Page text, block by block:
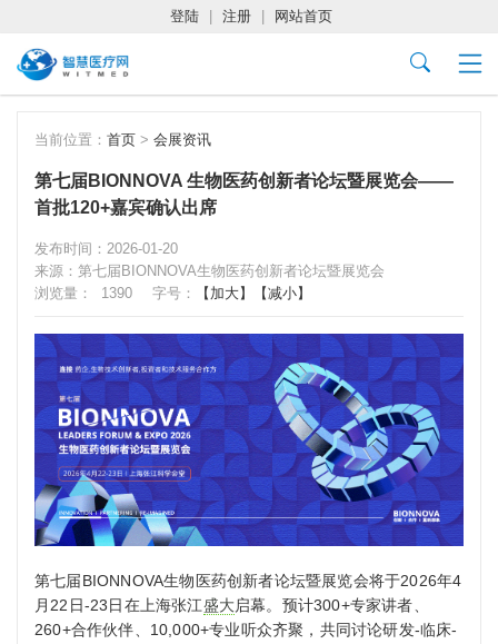
登陆 注册 网站首页
当前位置： 首页 > 会展资讯
第七届BIONNOVA 生物医药创新者论坛暨展览会——
首批120+嘉宾确认出席
发布时间：2026-01-20
来源：第七届BIONNOVA生物医药创新者论坛暨展览会
浏览量：
1390 字号： 【加大】 【减小】
第七届BIONNOVA生物医药创新者论坛暨展览会将于2026年4
月22日-23日在上海张江盛大启幕。预计300+专家讲者、
260+合作伙伴、10,000+专业听众齐聚，共同讨论研发-临床-